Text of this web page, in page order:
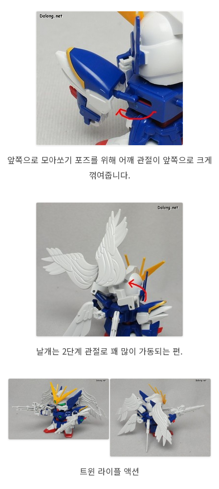
앞쪽으로 모아쏘기 포즈를 위해 어깨 관절이 앞쪽으로 크게
꺾여줍니다.
날개는 2단계 관절로 꽤 많이 가동되는 편.
트윈 라이플 액션